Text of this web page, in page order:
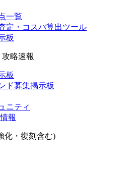
一覧
定・コスパ算出ツール
板
略速報
板
ド募集掲示板
ニティ
報
化・復刻含む)